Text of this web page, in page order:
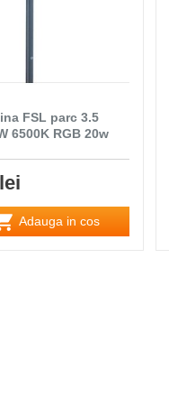
FSL parc 3.5
6500K RGB 20w
Adauga in cos